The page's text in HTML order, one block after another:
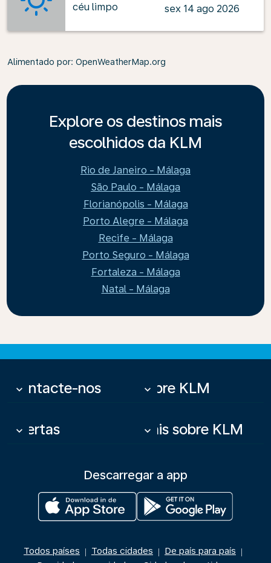
céu limpo
sex 14 ago 2026
Alimentado por: OpenWeatherMap.org
Explore os destinos mais
escolhidos da KLM
Rio de Janeiro - Málaga
São Paulo - Málaga
Florianópolis - Málaga
Porto Alegre - Málaga
Recife - Málaga
Porto Seguro - Málaga
Fortaleza - Málaga
Natal - Málaga
Contacte-nos
keyboard_arrow_down Sobre KLM
keyboard_arrow_down
Ofertas
keyboard_arrow_down Mais sobre KLM
keyboard_arrow_down
Descarregar a app
Todos países | Todas cidades | De país para país |